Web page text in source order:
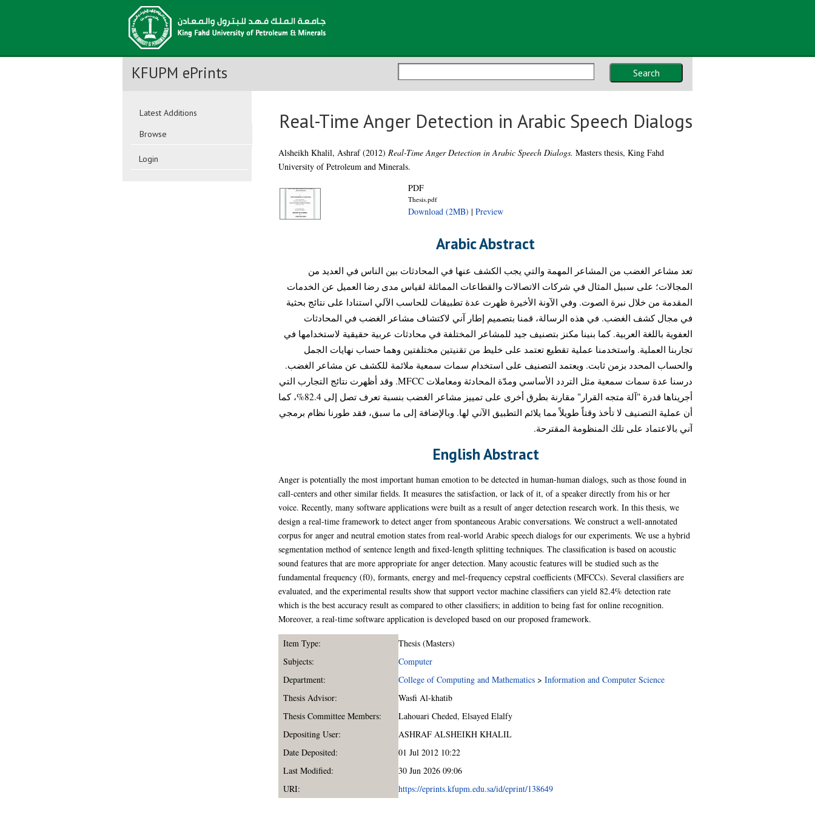
Search
KFUPM ePrints
Latest Additions
Browse
Login
Real-Time Anger Detection in Arabic Speech Dialogs
Alsheikh Khalil, Ashraf(2012) Real-Time Anger Detection in Arabic Speech Dialogs. Masters thesis, King Fahd
University of Petroleum and Minerals.
PDF
Thesis.pdf
Download (2MB) | Preview
Arabic Abstract
تعد مشاعر الغضب من المشاعر المهمة والتي يجب الكشف عنها في المحادثات بين الناس في العديد من
المجالات؛ على سبيل المثال في شركات الاتصالات والقطاعات المماثلة لقياس مدى رضا العميل عن الخدمات
المقدمة من خلال نبرة الصوت. وفي الآونة الأخيرة ظهرت عدة تطبيقات للحاسب الآلي استنادا على نتائج بحثية
في مجال كشف الغضب. في هذه الرسالة، قمنا بتصميم إطار آني لاكتشاف مشاعر الغضب في المحادثات
العفوية باللغة العربية. كما بنينا مكنز بتصنيف جيد للمشاعر المختلفة في محادثات عربية حقيقية لاستخدامها في
تجاربنا العملية. واستخدمنا عملية تقطيع تعتمد على خليط من تقنيتين مختلفتين وهما حساب نهايات الجمل
والحساب المحدد بزمن ثابت. ويعتمد التصنيف على استخدام سمات سمعية ملائمة للكشف عن مشاعر الغضب.
درسنا عدة سمات سمعية مثل التردد الأساسي ومدّة المحادثة ومعاملات MFCC. وقد أظهرت نتائج التجارب التي
أجريناها قدرة "آلة متجه القرار" مقارنة بطرق أخرى على تمييز مشاعر الغضب بنسبة تعرف تصل إلى 82.4%، كما
أن عملية التصنيف لا تأخذ وقتاً طويلاً مما يلائم التطبيق الآني لها. وبالإضافة إلى ما سبق، فقد طورنا نظام برمجي
آني بالاعتماد على تلك المنظومة المقترحة.
English Abstract
Anger is potentially the most important human emotion to be detected in human-human dialogs, such as those found in
call-centers and other similar fields. It measures the satisfaction, or lack of it, of a speaker directly from his or her
voice. Recently, many software applications were built as a result of anger detection research work. In this thesis, we
design a real-time framework to detect anger from spontaneous Arabic conversations. We construct a well-annotated
corpus for anger and neutral emotion states from real-world Arabic speech dialogs for our experiments. We use a hybrid
segmentation method of sentence length and fixed-length splitting techniques. The classification is based on acoustic
sound features that are more appropriate for anger detection. Many acoustic features will be studied such as the
fundamental frequency (f0), formants, energy and mel-frequency cepstral coefficients (MFCCs). Several classifiers are
evaluated, and the experimental results show that support vector machine classifiers can yield 82.4% detection rate
which is the best accuracy result as compared to other classifiers; in addition to being fast for online recognition.
Moreover, a real-time software application is developed based on our proposed framework.
Item Type:
Thesis (Masters)
Subjects:
Computer
Department:
College of Computing and Mathematics> Information and Computer Science
Thesis Advisor:
Wasfi Al-khatib
Thesis Committee Members:
Lahouari Cheded, Elsayed Elalfy
Depositing User:
ASHRAF ALSHEIKH KHALIL
Date Deposited:
01 Jul 2012 10:22
Last Modified:
30 Jun 2026 09:06
URI:
https://eprints.kfupm.edu.sa/id/eprint/138649